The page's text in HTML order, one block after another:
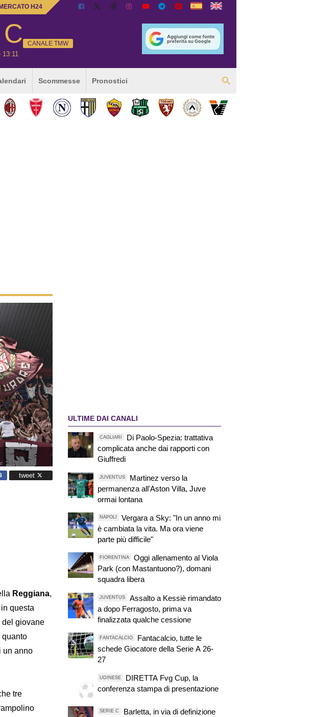
H24
CANALE TMW
Scommesse Pronostici
tweet
Reggiana,
questa
del giovane
quanto
un anno
tre
ULTIME DAI CANALI
CAGLIARI
Di Paolo-Spezia: trattativa
complicata anche dai rapporti con
Giuffredi
JUVENTUS
Martinez verso la
permanenza all'Aston Villa, Juve
ormai lontana
NAPOLI
Vergara a Sky: "In un anno mi
è cambiata la vita. Ma ora viene
parte più difficile"
FIORENTINA
Oggi allenamento al Viola
Park (con Mastantuono?), domani
squadra libera
JUVENTUS
Assalto a Kessiè rimandato
a dopo Ferragosto, prima va
finalizzata qualche cessione
FANTACALCIO
Fantacalcio, tutte le
schede Giocatore della Serie A 26-
27
UDINESE
DIRETTA Fvg Cup, la
conferenza stampa di presentazione
SERIE C
Barletta, in via di definizione